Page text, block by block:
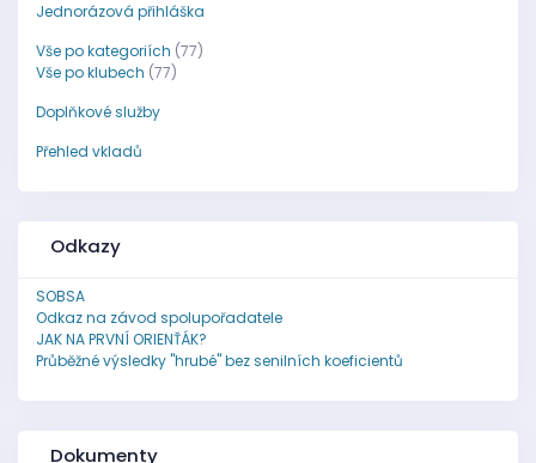
Jednorázová přihláška
Vše po kategoriích (77)
Vše po klubech (77)
Doplňkové služby
Přehled vkladů
Odkazy
SOBSA
Odkaz na závod spolupořadatele
JAK NA PRVNÍ ORIENŤÁK?
Průběžné výsledky "hrubé" bez senilních koeficientů
Dokumenty